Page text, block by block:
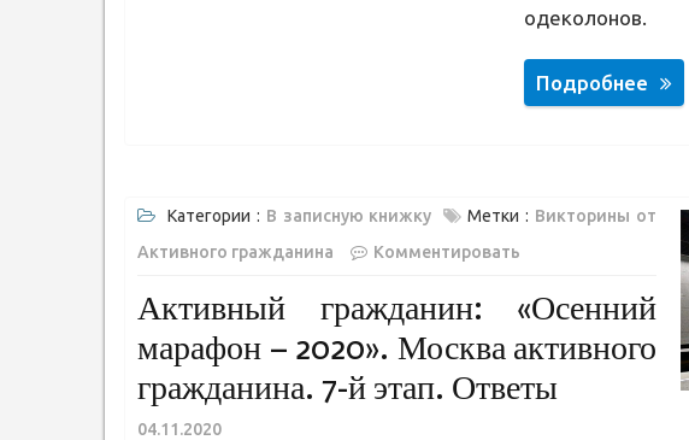
одеколонов.
Подробнее
Категории : В записную книжку Метки : Викторины от
Активного гражданина
Комментировать
Активный гражданин: «Осенний
марафон – 2020». Москва активного
гражданина. 7-й этап. Ответы
04.11.2020